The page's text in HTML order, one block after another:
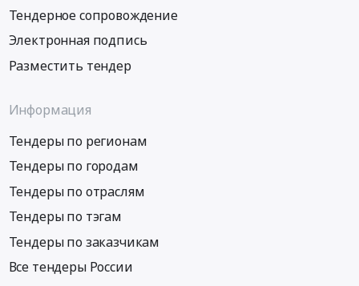
Тендерное сопровождение
Электронная подпись
Разместить тендер
Информация
Тендеры по регионам
Тендеры по городам
Тендеры по отраслям
Тендеры по тэгам
Тендеры по заказчикам
Все тендеры России